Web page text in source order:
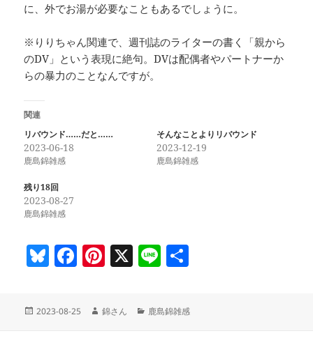
に、外でお湯が必要なこともあるでしょうに。
※りりちゃん関連で、週刊誌のライターの書く「親から
のDV」という表現に絶句。DVは配偶者やパートナーか
らの暴力のことなんですが。
関連
リバウンド……だと……
2023-06-18
鹿島錦雑感
そんなことよりリバウンド
2023-12-19
鹿島錦雑感
残り18回
2023-08-27
鹿島錦雑感
Bl
es
k
F
c
e
Pi
er
es
X Li
e
投
2023-08-25
作
錦さん
カ
鹿島錦雑感